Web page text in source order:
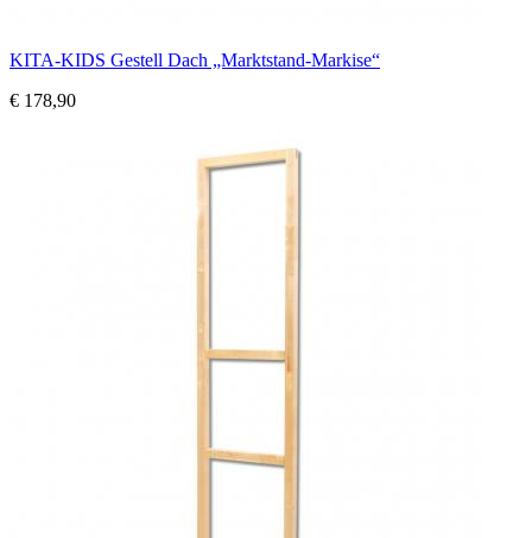
KITA-KIDS Gestell Dach „Marktstand-Markise“
€ 178,90